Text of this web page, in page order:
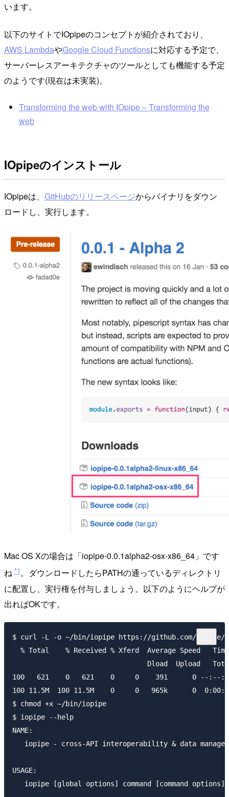
います。
以下のサイトでIOpipeのコンセプトが紹介されており、
AWS LambdaやGoogle Cloud Functionsに対応する予定で、
サーバーレスアーキテクチャのツールとしても機能する予定
のようです(現在は未実装)。
Transforming the web with IOpipe – Transforming the
web
IOpipeのインストール
IOpipeは、 GitHubのリリースページからバイナリをダウン
ロードし、実行します。
Mac OS Xの場合は「iopipe-0.0.1alpha2-osx-x86_64」です
ね *1。ダウンロードしたらPATHの通っているディレクトリ
に配置し、実行権を付与しましょう。以下のようにヘルプが
出ればOKです。
$ curl -L -o ~/bin/iopipe https://github.com/iopipe/
% Total    % Received % Xferd  Average Speed
Dload  Upload
100   621    0   621    0     0    391      0 --:--
100 11.5M  100 11.5M    0     0   965k      0
$ chmod +x ~/bin/iopipe
$ iopipe --help
NAME:
   iopipe - cross-API interoperability & data manager
USAGE:
iopipe [global options] command [command options]